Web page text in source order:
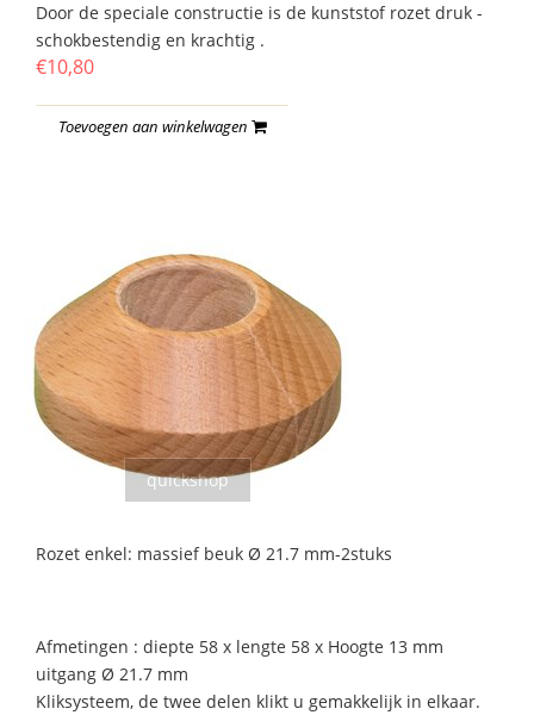
Door de speciale constructie is de kunststof rozet druk -
schokbestendig en krachtig .
€10,80
Toevoegen aan winkelwagen
quickshop
Rozet enkel: massief beuk Ø 21.7 mm-2stuks
Afmetingen : diepte 58 x lengte 58 x Hoogte 13 mm
uitgang Ø 21.7 mm
Kliksysteem, de twee delen klikt u gemakkelijk in elkaar.